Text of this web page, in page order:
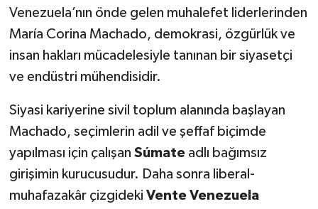
Venezuela’nın önde gelen muhalefet liderlerinden
María Corina Machado, demokrasi, özgürlük ve
insan hakları mücadelesiyle tanınan bir siyasetçi
ve endüstri mühendisidir.
Siyasi kariyerine sivil toplum alanında başlayan
Machado, seçimlerin adil ve şeffaf biçimde
yapılması için çalışan Súmateadlı bağımsız
girişimin kurucusudur. Daha sonra liberal-
muhafazakâr çizgideki Vente Venezuela